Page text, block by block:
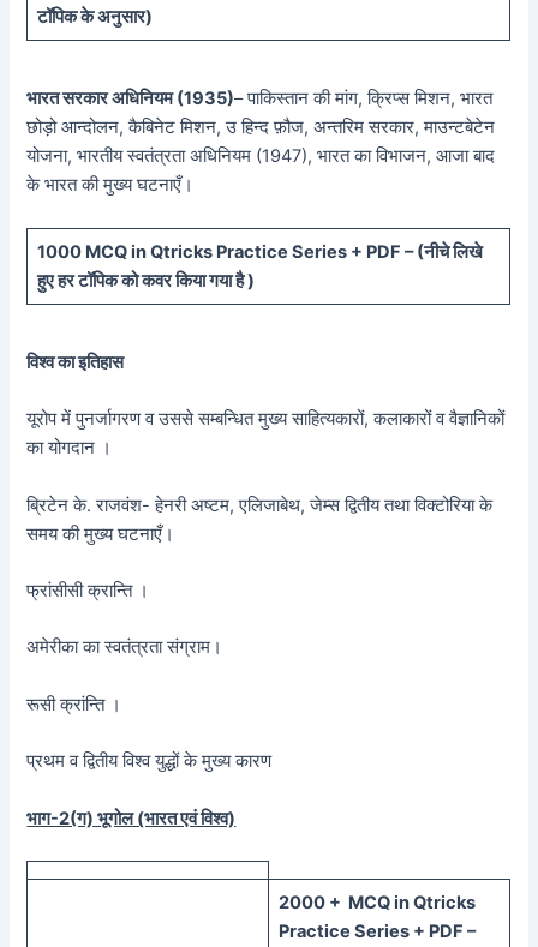
टॉपिक के अनुसार)
भारत सरकार अधिनियम (1935)– पाकिस्तान की मांग, क्रिप्स मिशन, भारत
छोड़ो आन्दोलन, कैबिनेट मिशन, उ हिन्द फ़ौज, अन्तरिम सरकार, माउन्टबेटेन
योजना, भारतीय स्वतंत्रता अधिनियम (1947), भारत का विभाजन, आजा बाद
के भारत की मुख्य घटनाएँ।
1000 MCQ in Qtricks Practice Series + PDF – (नीचेलिखे
हुएहर टॉपिक को कवर किया गया है )
विश्व का इतिहास
यूरोप में पुनर्जागरण व उससे सम्बन्धित मुख्य साहित्यकारों, कलाकारों व वैज्ञानिकों
का योगदान ।
ब्रिटेन के. राजवंश- हेनरी अष्टम, एलिजाबेथ, जेम्स द्वितीय तथा विक्टोरिया के
समय की मुख्य घटनाएँ।
फ्रांसीसी क्रान्ति ।
अमेरीका का स्वतंत्रता संग्राम।
रूसी क्रांन्ति ।
प्रथम व द्वितीय विश्व युद्धों के मुख्य कारण
भाग-2(ग) भूगोल (भारत एवं विश्व)
2000 + MCQ in Qtricks
Practice Series + PDF –